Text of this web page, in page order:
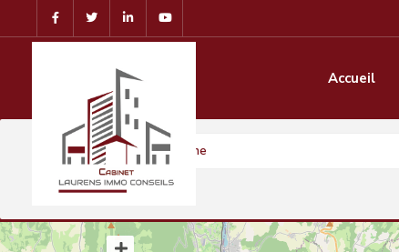
Accueil